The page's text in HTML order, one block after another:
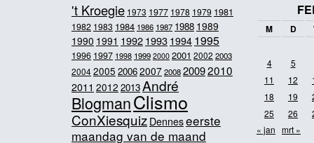
't Kroegie 1973 1977 1978 1979 1981
1982 1983 1984 1986 1987 1988 1989
1990 1991 19921993 1994 1995
1996 1997 1998 1999 2000 2001 2002 2003
20042005 20062007200820092010
2011 2012 2013André
BlogmanClismo
ConXiesquiz Denneseerste
maandag van de maand
M D
4
5
11
12
18
19
25
26
« jan mrt »